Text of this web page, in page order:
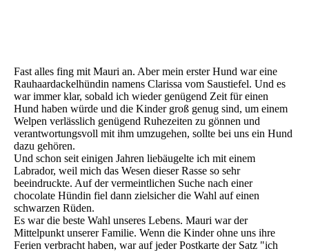
Fast alles fing mit Mauri an. Aber mein erster Hund war eine
Rauhaardackelhündin namens Clarissa vom Saustiefel. Und es
war immer klar, sobald ich wieder genügend Zeit für einen
Hund haben würde und die Kinder groß genug sind, um einem
Welpen verlässlich genügend Ruhezeiten zu gönnen und
verantwortungsvoll mit ihm umzugehen, sollte bei uns ein Hund
dazu gehören.
Und schon seit einigen Jahren liebäugelte ich mit einem
Labrador, weil mich das Wesen dieser Rasse so sehr
beeindruckte. Auf der vermeintlichen Suche nach einer
chocolate Hündin fiel dann zielsicher die Wahl auf einen
schwarzen Rüden.
Es war die beste Wahl unseres Lebens. Mauri war der
Mittelpunkt unserer Familie. Wenn die Kinder ohne uns ihre
Ferien verbracht haben, war auf jeder Postkarte der Satz "ich